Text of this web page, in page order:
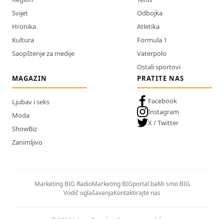
Svijet
Hronika
Kultura
Saopštenje za medije
Odbojka
Atletika
Formula 1
Vaterpolo
Ostali sportovi
MAGAZIN
Ljubav i seks
Moda
ShowBiz
Zanimljivo
PRATITE NAS
Facebook
Instagram
X / Twitter
Marketing BIG RadioMarketing BIGportal.baMi smo BIG
Vodič oglašavanjaKontaktirajte nas